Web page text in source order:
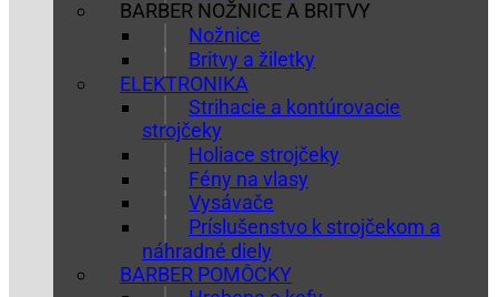
BARBER NOŽNICE A BRITVY
Nožnice
Britvy a žiletky
ELEKTRONIKA
Strihacie a kontúrovacie
strojčeky
Holiace strojčeky
Fény na vlasy
Vysávače
Príslušenstvo k strojčekom a
náhradné diely
BARBER POMÔCKY